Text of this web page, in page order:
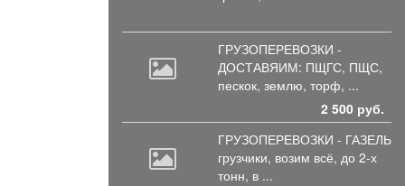
ГРУЗОПЕРЕВОЗКИ -
ДОСТАВЯИМ: ПЩГС, ПЩС,
пескок, землю, торф, ...
2 500 руб.
ГРУЗОПЕРЕВОЗКИ - ГАЗЕЛЬ
грузчики, возим всё, до 2-х
тонн, в ...